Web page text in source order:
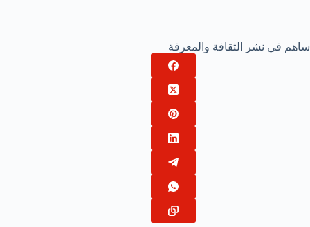
ساهم في نشر الثقافة والمعرفة